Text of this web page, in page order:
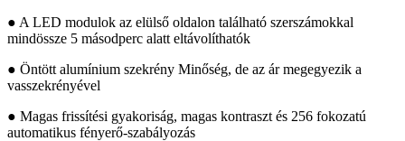
● A LED modulok az elülső oldalon található szerszámokkal
mindössze 5 másodperc alatt eltávolíthatók
● Öntött alumínium szekrény Minőség, de az ár megegyezik a
vasszekrényével
● Magas frissítési gyakoriság, magas kontraszt és 256 fokozatú
automatikus fényerő-szabályozás